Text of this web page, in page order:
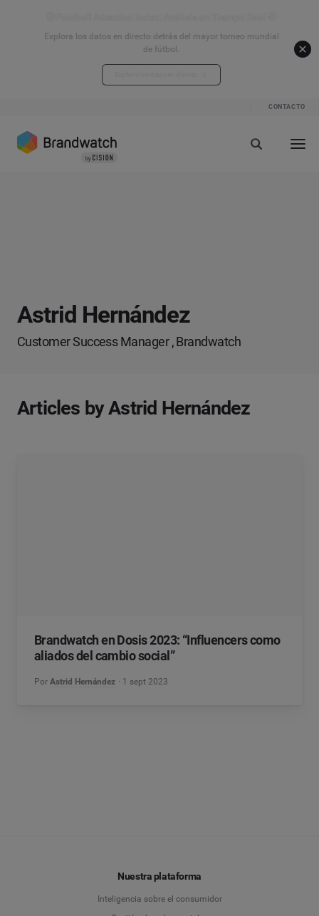
Explora los datos en directo detrás del mayor torneo mundial
de fútbol.
CONTACTO
Astrid Hernández
Customer Success Manager , Brandwatch
Articles by Astrid Hernández
Brandwatch en Dosis 2023: “Influencers como
aliados del cambio social”
Por Astrid Hernández 1 sept 2023
Nuestra plataforma
Inteligencia sobre el consumidor